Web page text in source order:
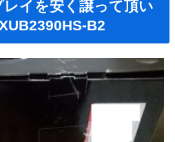
イを安く譲って頂い
B2